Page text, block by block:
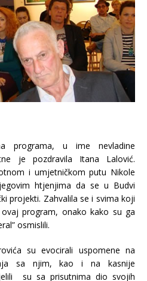
programa, u ime nevladine
je pozdravila Itana Lalović.
i umjetničkom putu Nikole
htjenjima da se u Budvi
projekti. Zahvalila se i svima koji
program, onako kako su ga
osmislili.
su evocirali uspomene na
sa njim, kao i na kasnije
su sa prisutnima dio svojih